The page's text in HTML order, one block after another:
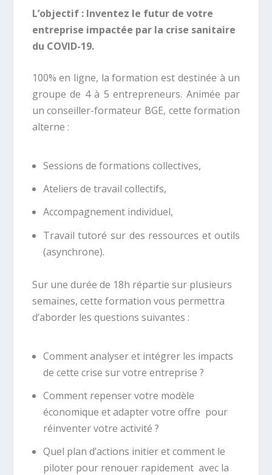
L’objectif : Inventez le futur de votre
entreprise impactée par la crise sanitaire
du COVID-19.
100% en ligne, la formation est destinée à un
groupe de 4 à 5 entrepreneurs. Animée par
un conseiller-formateur BGE, cette formation
alterne :
Sessions de formations collectives,
Ateliers de travail collectifs,
Accompagnement individuel,
Travail tutoré sur des ressources et outils
(asynchrone).
Sur une durée de 18h répartie sur plusieurs
semaines, cette formation vous permettra
d’aborder les questions suivantes :
Comment analyser et intégrer les impacts
de cette crise sur votre entreprise ?
Comment repenser votre modèle
économique et adapter votre offre pour
réinventer votre activité ?
Quel plan d’actions initier et comment le
piloter pour renouer rapidement avec la